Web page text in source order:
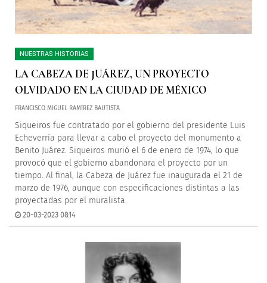
NUESTRAS HISTORIAS
LA CABEZA DE JUÁREZ, UN PROYECTO
OLVIDADO EN LA CIUDAD DE MÉXICO
FRANCISCO MIGUEL RAMÍREZ BAUTISTA
Siqueiros fue contratado por el gobierno del presidente Luis
Echeverría para llevar a cabo el proyecto del monumento a
Benito Juárez. Siqueiros murió el 6 de enero de 1974, lo que
provocó que el gobierno abandonara el proyecto por un
tiempo. Al final, la Cabeza de Juárez fue inaugurada el 21 de
marzo de 1976, aunque con especificaciones distintas a las
proyectadas por el muralista.
20-03-2023 08:14